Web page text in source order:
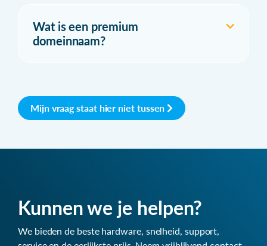
Wat is een premium
domeinnaam?
Mijn vraag staat hier niet tussen
Kunnen we je helpen?
We bieden de beste hardware, snelheid, support,